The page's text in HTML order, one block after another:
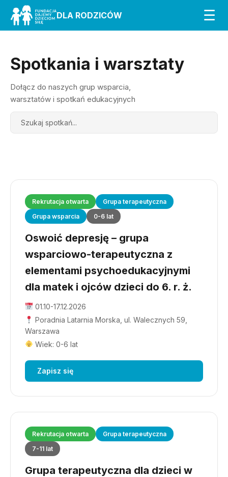
DLA RODZICÓW ☰
Spotkania i warsztaty
Dołącz do naszych grup wsparcia,
warsztatów i spotkań edukacyjnych
Search
Rekrutacja otwarta
Grupa terapeutyczna
Grupa wsparcia
0-6 lat
Oswoić depresję – grupa
wsparciowo-terapeutyczna z
elementami psychoedukacyjnymi
dla matek i ojców dzieci do 6. r. ż.
01.10-17.12.2026
Poradnia Latarnia Morska, ul. Walecznych 59,
Warszawa
Wiek: 0-6 lat
Zapisz się
Rekrutacja otwarta
Grupa terapeutyczna
7-11 lat
Grupa terapeutyczna dla dzieci w